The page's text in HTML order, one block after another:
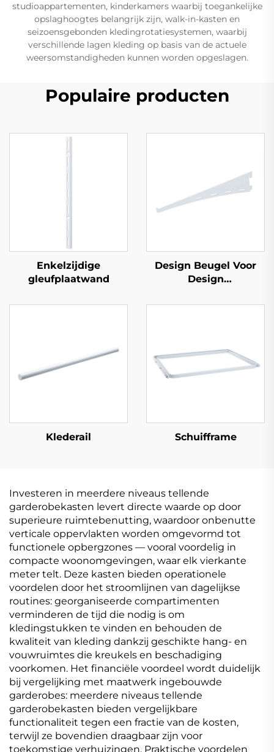
studioappartementen, kinderkamers waarbij toegankelijke
opslaghoogtes belangrijk zijn, walk-in-kasten en
seizoensgebonden kledingrotatiesystemen, waarbij
verschillende lagen kleding op basis van de actuele
weersomstandigheden kunnen worden opgeslagen.
Populaire producten
Enkelzijdige
gleufplaatwand
Design Beugel Voor
Design
Klederail Schuifframe
Investeren in meerdere niveaus tellende
garderobekasten levert directe waarde op door
superieure ruimtebenutting, waardoor onbenutte
verticale oppervlakten worden omgevormd tot
functionele opbergzones — vooral voordelig in
compacte woonomgevingen, waar elk vierkante
meter telt. Deze kasten bieden operationele
voordelen door het stroomlijnen van dagelijkse
routines: georganiseerde compartimenten
verminderen de tijd die nodig is om
kledingstukken te vinden en behouden de
kwaliteit van kleding dankzij geschikte hang- en
vouwruimtes die kreukels en beschadiging
voorkomen. Het financiële voordeel wordt duidelijk
bij vergelijking met maatwerk ingebouwde
garderobes: meerdere niveaus tellende
garderobekasten bieden vergelijkbare
functionaliteit tegen een fractie van de kosten,
terwijl ze bovendien draagbaar zijn voor
toekomstige verhuizingen. Praktische voordelen